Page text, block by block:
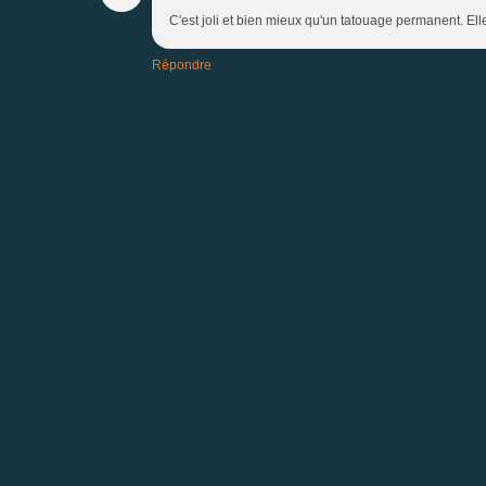
C'est joli et bien mieux qu'un tatouage permanent.
Répondre